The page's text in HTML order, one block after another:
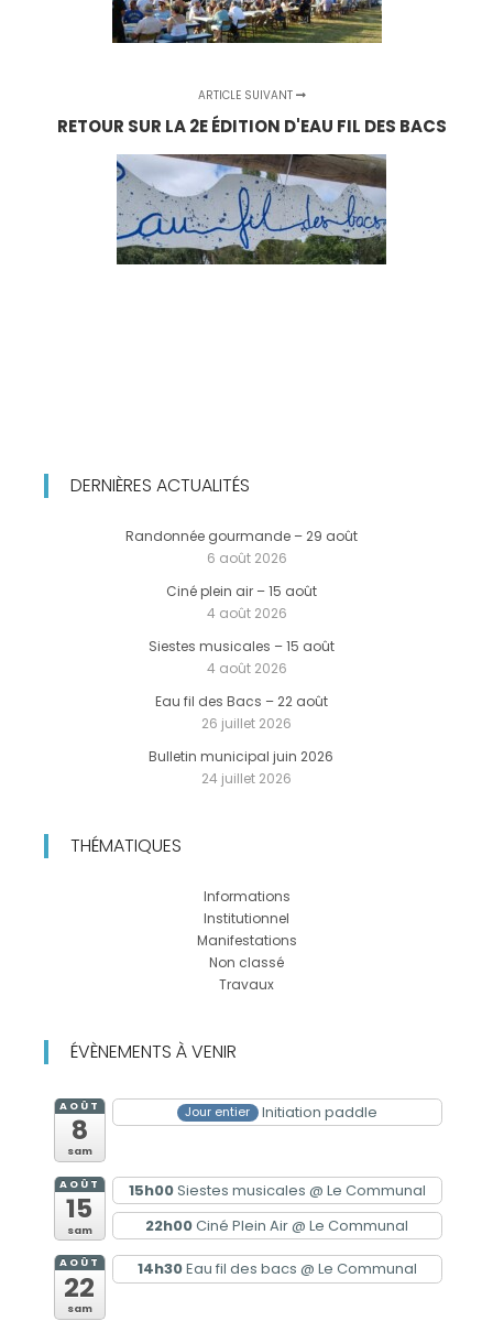
ARTICLE SUIVANT
RETOUR SUR LA 2E ÉDITION D'EAU FIL DES BACS
DERNIÈRES ACTUALITÉS
Randonnée gourmande – 29 août
6 août 2026
Ciné plein air – 15 août
4 août 2026
Siestes musicales – 15 août
4 août 2026
Eau fil des Bacs – 22 août
26 juillet 2026
Bulletin municipal juin 2026
24 juillet 2026
THÉMATIQUES
Informations
Institutionnel
Manifestations
Non classé
Travaux
ÉVÈNEMENTS À VENIR
AOÛT
8
sam
Jour entier Initiation paddle
AOÛT
15
sam
15h00Siestes musicales @ Le Communal
22h00Ciné Plein Air @ Le Communal
AOÛT
22
sam
14h30Eau fil des bacs @ Le Communal